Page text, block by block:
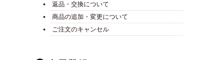
返品・交換について
商品の追加・変更について
ご注文のキャンセル